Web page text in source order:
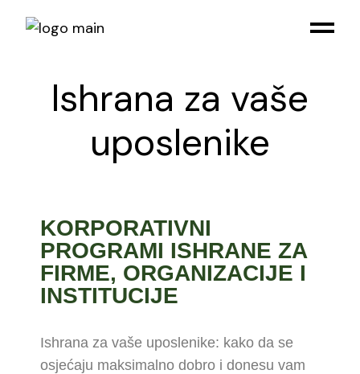
Ishrana za vaše
uposlenike
KORPORATIVNI
PROGRAMI ISHRANE ZA
FIRME, ORGANIZACIJE I
INSTITUCIJE
Ishrana za vaše uposlenike: kako da se
osjećaju maksimalno dobro i donesu vam